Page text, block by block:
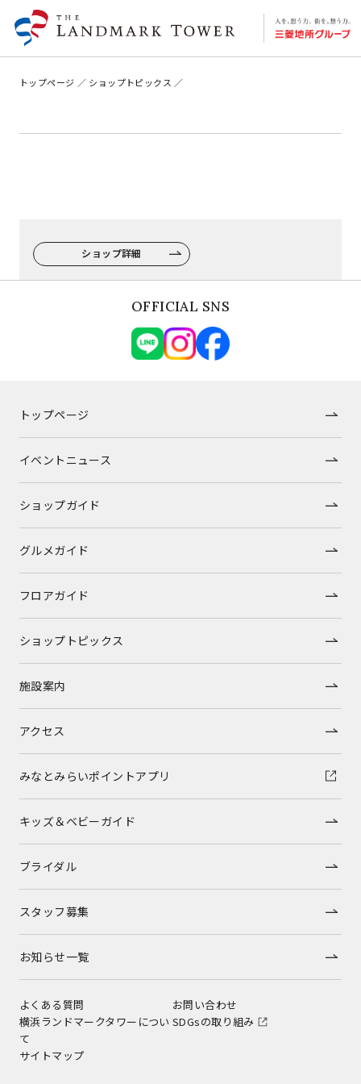
トップページ ショップトピックス
ショップ詳細
OFFICIAL SNS
トップページ
イベントニュース
ショップガイド
グルメガイド
フロアガイド
ショップトピックス
施設案内
アクセス
みなとみらいポイントアプリ
キッズ＆ベビーガイド
ブライダル
スタッフ募集
お知らせ一覧
よくある質問
お問い合わせ
横浜ランドマークタワーについ
て
SDGsの取り組み
サイトマップ